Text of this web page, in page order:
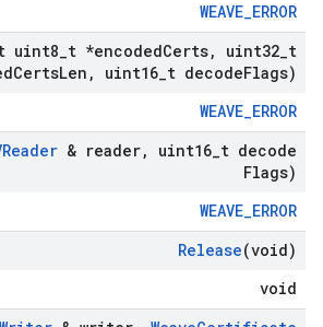
WEAVE_ERROR
uint8 t *encodedCerts, uint32 t
CertsLen , uint16 t decodeFlags)
WEAVE_ERROR
& reader, uint16 t decode
Flags)
WEAVE_ERROR
Release(void)
void